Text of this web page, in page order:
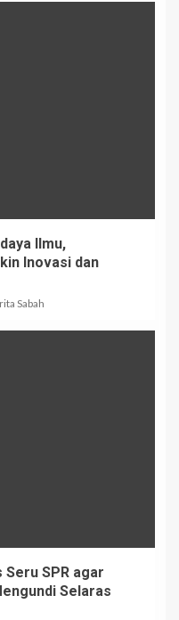
Ilmu,
Inovasi dan
Sabah
Seru SPR agar
Selaras